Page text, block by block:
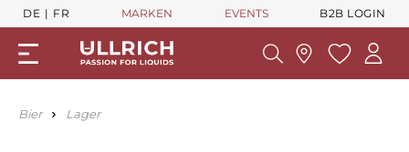
DE FR MARKEN EVENTS B2B LOGIN
Bier Lager